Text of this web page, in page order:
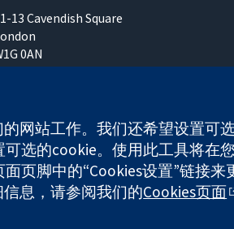
13 Cavendish Square
0AN
Kingdom
by guarantee (no. 03044323)
网站工作。我们还希望设置可
选的cookie。使用此工具将在
页脚中的“Cookies设置”链接来
息，请参阅我们的Cookies页面